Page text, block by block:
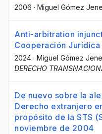
2006 · Miguel Gómez Jene
Anti-arbitration
Cooperación Jurídica
2024 · Miguel Gómez Jene
DERECHO
De nuevo sobre la
Derecho extranjero
propósito de la STS
noviembre de 2004